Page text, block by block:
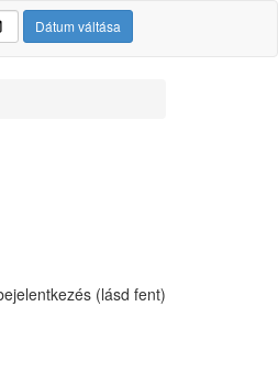
Dátum váltása
(lásd fent)